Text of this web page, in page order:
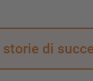
di